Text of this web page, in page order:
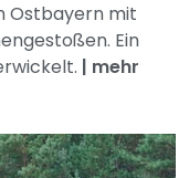
Ostbayern mit
Ein
| mehr